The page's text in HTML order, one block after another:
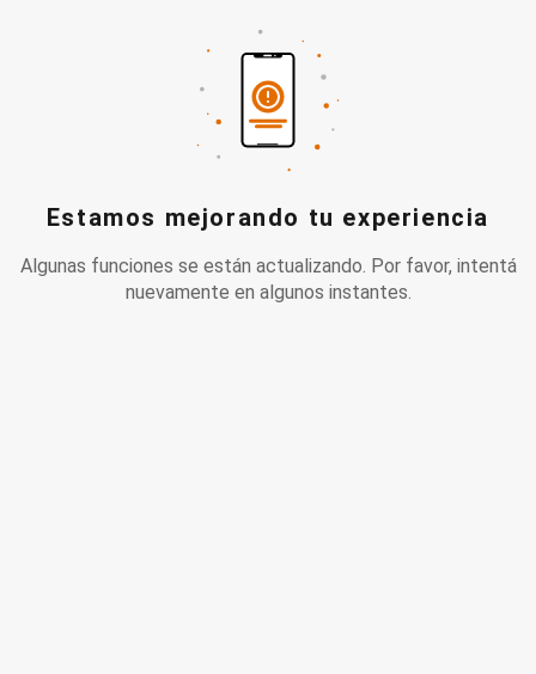
Estamos mejorando tu experiencia
Algunas funciones se están actualizando. Por favor, intentá
nuevamente en algunos instantes.